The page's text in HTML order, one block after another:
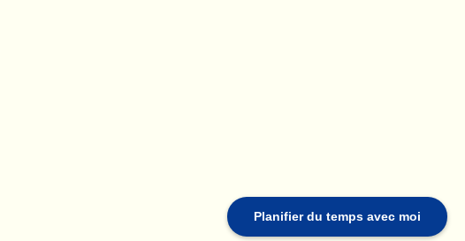
Planifier du temps avec moi